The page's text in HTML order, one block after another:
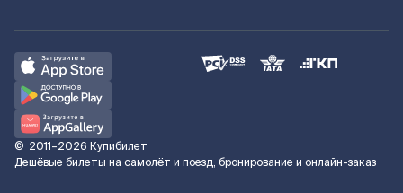
© 2011–2026 Купибилет
Дешёвые билеты на самолёт и поезд, бронирование и онлайн-заказ